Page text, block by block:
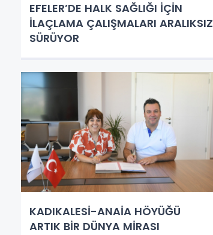
EFELER’DE HALK SAĞLIĞI İÇİN
İLAÇLAMA ÇALIŞMALARI ARALIKSIZ
SÜRÜYOR
KADIKALESİ-ANAİA HÖYÜĞÜ
ARTIK BİR DÜNYA MİRASI